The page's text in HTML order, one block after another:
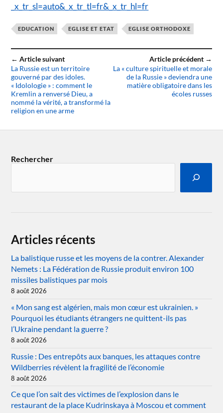
_x_tr_sl=auto&_x_tr_tl=fr&_x_tr_hl=fr
EDUCATION EGLISE ET ETAT EGLISE ORTHODOXE
← Article suivant
La Russie est un territoire
gouverné par des idoles.
« Idolologie » : comment le
Kremlin a renversé Dieu, a
nommé la vérité, a transformé la
religion en une arme
Article précédent →
La « culture spirituelle et morale
de la Russie » deviendra une
matière obligatoire dans les
écoles russes
Rechercher
Articles récents
La balistique russe et les moyens de la contrer. Alexander
Nemets : La Fédération de Russie produit environ 100
missiles balistiques par mois
8 août 2026
« Mon sang est algérien, mais mon cœur est ukrainien. »
Pourquoi les étudiants étrangers ne quittent-ils pas
l’Ukraine pendant la guerre ?
8 août 2026
Russie : Des entrepôts aux banques, les attaques contre
Wildberries révèlent la fragilité de l’économie
8 août 2026
Ce que l’on sait des victimes de l’explosion dans le
restaurant de la place Kudrinskaya à Moscou et comment